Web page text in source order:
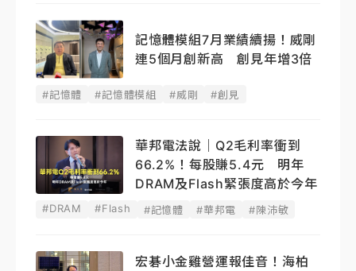
記憶體模組7月業績續揚！威剛
連5個月創新高 創見年增3倍
#記憶體 #記憶體模組 #威剛 #創見
華邦電法說｜Q2毛利率衝到
66.2%！每股賺5.4元 明年
DRAM及Flash緊張度高於今年
#DRAM #Flash #記憶體 #華邦電 #陳沛敏
宏碁小金雞營運報佳音！海柏